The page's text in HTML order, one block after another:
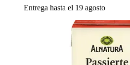
Entrega hasta el 19 agosto